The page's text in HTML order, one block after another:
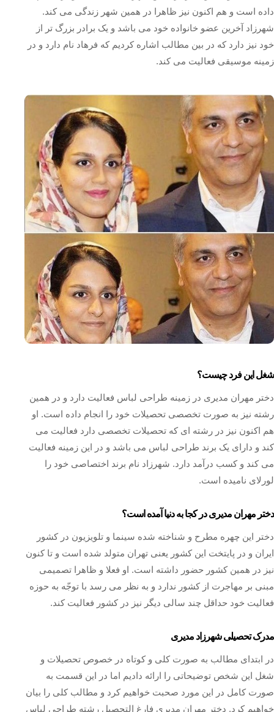
داده است و هم اکنون نیز ظاهرا در همین شهر زندگی می کند.
شهرزاد آخرین عضو خانواده خود می باشد و یک برادر بزرگ تر از
خود نیز دارد که در بین مطالب اشاره کردیم که فرهاد نام دارد و در
زمینه موسیقی فعالیت می کند.
شغل این فرد چیست؟
دختر مهران مدیری در زمینه طراحی لباس فعالیت دارد و در همین
رشته نیز به صورت تخصصی تحصیلات خود را انجام داده است. او
هم اکنون نیز در رشته ای که تحصیلات تخصصی دارد فعالیت می
کند و دارای یک برند طراحی لباس می باشد و در این زمینه فعالیت
می کند و کسب درآمد دارد. شهرزاد نام برند اختصاصی خود را
لورلای نامیده است.
دختر مهران مدیری در کجا به دنیا آمده است؟
دختر این چهره مطرح و شناخته شده سینما و تلویزیون در کشور
ایران و در پايتخت این کشور يعنی تهران متولد شده است و تا کنون
نیز در همین کشور حضور داشته است. او فعلا و ظاهرا تصميمی
مبنی بر مهاجرت از کشور ندارد و به نظر می رسد با توجّه به حوزه
فعالیت خود حداقل چند سالی دیگر نیز در کشور فعالیت کند.
مدرک تحصیلی شهرزاد مدیری
در ابتدای مطالب به صورت کلی و کوتاه در خصوص تحصیلات و
شغل این شخص توضیحاتی را ارائه دادیم اما در این قسمت به
صورت کامل در این مورد صحبت خواهیم کرد و مطالب کلی را بیان
خواهیم کرد. دختر مهران مدیری فارغ التحصیل رشته طراحی لباس